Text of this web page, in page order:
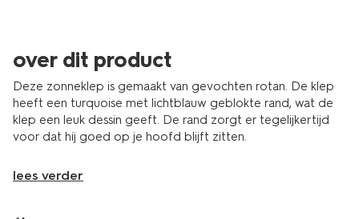
over dit product
Deze zonneklep is gemaakt van gevochten rotan. De klep
heeft een turquoise met lichtblauw geblokte rand, wat de
klep een leuk dessin geeft. De rand zorgt er tegelijkertijd
voor dat hij goed op je hoofd blijft zitten.
lees verder